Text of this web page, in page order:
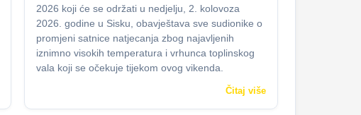
2026 koji će se održati u nedjelju, 2. kolovoza
2026. godine u Sisku, obavještava sve sudionike o
promjeni satnice natjecanja zbog najavljenih
iznimno visokih temperatura i vrhunca toplinskog
vala koji se očekuje tijekom ovog vikenda.
Čitaj više